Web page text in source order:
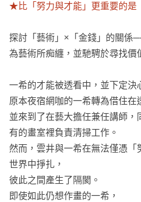
★比「努力與才能」更重要的是
探討「藝術」×「金錢」的關係
為藝術所痴纏，並馳騁於尋找價
一希的才能被透看中，並下定決
原本夜宿網咖的一希轉為借住在
並來到了在藝大擔任兼任講師
有的畫室裡負責清掃工作。
然而，雲井與一希在無法僅憑
世界中掙扎，
彼此之間產生了隔閡。
即使如此仍想作畫的一希，